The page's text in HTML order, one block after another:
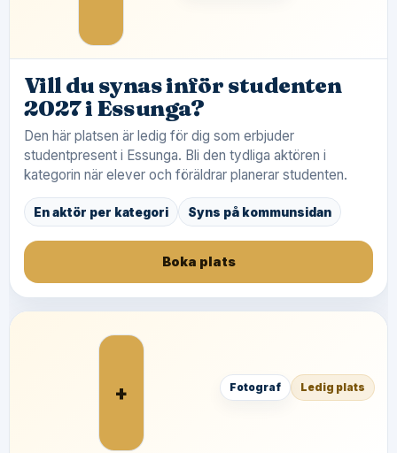
Vill du synas inför studenten
2027 i Essunga?
Den här platsen är ledig för dig som erbjuder
studentpresent i Essunga. Bli den tydliga aktören i
kategorin när elever och föräldrar planerar studenten.
En aktör per kategori Syns på kommunsidan
Boka plats
+ Fotograf Ledig plats